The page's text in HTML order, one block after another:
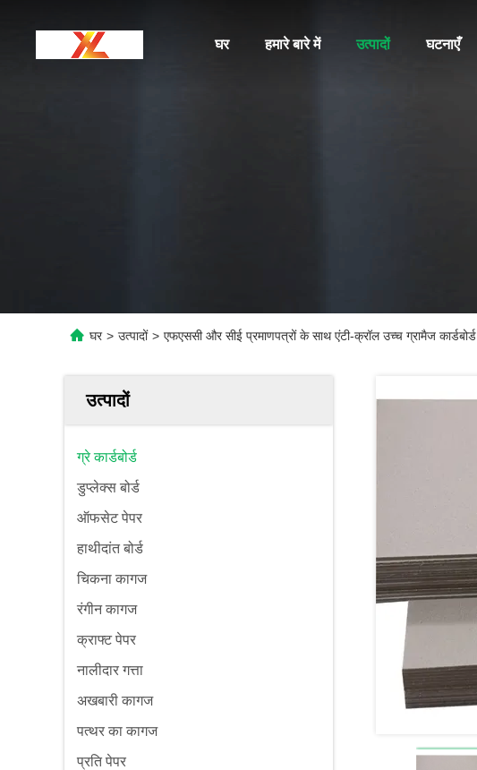
घर हमारे बारे में उत्पादों घटनाएँ
घर > उत्पादों > एफएससी और सीई प्रमाणपत्रों के साथ एंटी-क्रॉल उच्च ग्रामैज कार्डबोर्ड
उत्पादों
ग्रे कार्डबोर्ड
डुप्लेक्स बोर्ड
ऑफसेट पेपर
हाथीदांत बोर्ड
चिकना कागज
रंगीन कागज
क्राफ्ट पेपर
नालीदार गत्ता
अखबारी कागज
पत्थर का कागज
प्रति पेपर